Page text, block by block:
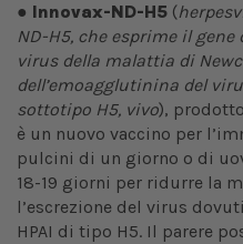
● Innovax-ND-H5 (
ND-H5, che esprime il
virus della malattia di
dell’emoagglutinina del
sottotipo H5, vivo),
è un nuovo vaccino per
pulcini di un giorno o di
18-19 giorni per ridurre la
l’escrezione del virus
HPAI di tipo H5. Il parere